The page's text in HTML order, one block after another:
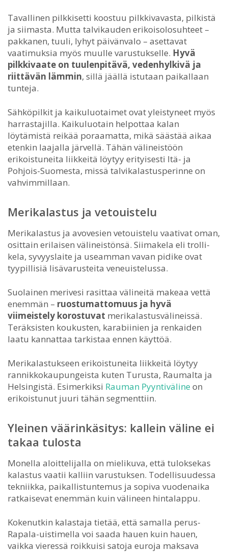
Tavallinen pilkkisetti koostuu pilkkivavasta, pilkistä
ja siimasta. Mutta talvikauden erikoisolosuhteet –
pakkanen, tuuli, lyhyt päivänvalo – asettavat
vaatimuksia myös muulle varustukselle. Hyvä
pilkkivaate on tuulenpitävä, vedenhylkivä ja
riittävän lämmin, sillä jäällä istutaan paikallaan
tunteja.
Sähköpilkit ja kaikuluotaimet ovat yleistyneet myös
harrastajilla. Kaikuluotain helpottaa kalan
löytämistä reikää poraamatta, mikä säästää aikaa
etenkin laajalla järvellä. Tähän välineistöön
erikoistuneita liikkeitä löytyy erityisesti Itä- ja
Pohjois-Suomesta, missä talvikalastusperinne on
vahvimmillaan.
Merikalastus ja vetouistelu
Merikalastus ja avovesien vetouistelu vaativat oman,
osittain erilaisen välineistönsä. Siimakela eli trolli-
kela, syvyyslaite ja useamman vavan pidike ovat
tyypillisiä lisävarusteita veneuistelussa.
Suolainen merivesi rasittaa välineitä makeaa vettä
enemmän – ruostumattomuus ja hyvä
viimeistely korostuvat merikalastusvälineissä.
Teräksisten koukusten, karabiinien ja renkaiden
laatu kannattaa tarkistaa ennen käyttöä.
Merikalastukseen erikoistuneita liikkeitä löytyy
rannikkokaupungeista kuten Turusta, Raumalta ja
Helsingistä. Esimerkiksi Rauman Pyyntiväline on
erikoistunut juuri tähän segmenttiin.
Yleinen väärinkäsitys: kallein väline ei
takaa tulosta
Monella aloittelijalla on mielikuva, että tuloksekas
kalastus vaatii kalliin varustuksen. Todellisuudessa
tekniikka, paikallistuntemus ja sopiva vuodenaika
ratkaisevat enemmän kuin välineen hintalappu.
Kokenutkin kalastaja tietää, että samalla perus-
Rapala-uistimella voi saada hauen kuin hauen,
vaikka vieressä roikkuisi satoja euroja maksava